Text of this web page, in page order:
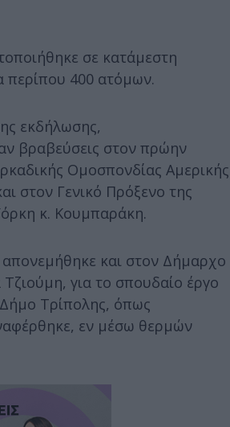
σε κατάμεστη
περίπου 400 ατόμων.
εκδήλωσης,
βραβεύσεις στον πρώην
Ομοσπονδίας Αμερικής
στον Γενικό Πρόξενο της
κ. Κουμπαράκη.
απονεμήθηκε και στον Δήμαρχο
για το σπουδαίο έργο
Τρίπολης, όπως
εν μέσω θερμών